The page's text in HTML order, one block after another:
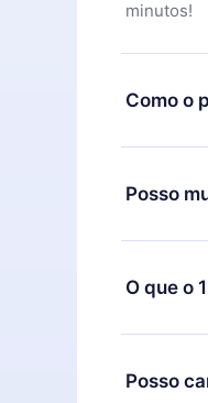
minutos!
Como o
Você
motivo
equipe
Posso
Sim, mas
exemplo,
mudança
O que o
O 12min
títulos
ouvir a
Posso